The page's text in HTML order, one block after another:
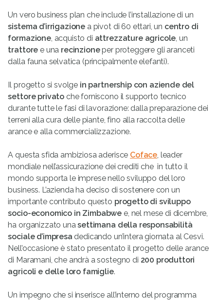
Un vero business plan che include l’installazione di un
sistema d’irrigazione a pivot di 60 ettari, un centro di
formazione, acquisto di attrezzature agricole , un
trattore e una recinzioneper proteggere gli aranceti
dalla fauna selvatica (principalmente elefanti).
Il progetto si svolge in partnership con aziende del
settore privato che forniscono il supporto tecnico
durante tutte le fasi di lavorazione: dalla preparazione dei
terreni alla cura delle piante, fino alla raccolta delle
arance e alla commercializzazione.
A questa sfida ambiziosa aderisce Coface , leader
mondiale nell’assicurazione dei crediti che in tutto il
mondo supporta le imprese nello sviluppo del loro
business. L’azienda ha deciso di sostenere con un
importante contributo questo progetto di sviluppo
socio-economico in Zimbabwe e, nel mese di dicembre,
ha organizzato una settimana della responsabilità
sociale d’impresa dedicando un’intera giornata al Cesvi.
Nell’occasione è stato presentato il progetto delle arance
di Maramani, che andrà a sostegno di 200 produttori
agricoli e delle loro famiglie.
Un impegno che si inserisce all’interno del programma